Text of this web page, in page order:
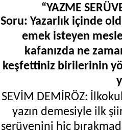
“YAZME
Soru: Yazarlık içinde
emek isteyen
kafanızda ne
keşfettiniz birilerinin
SEVİM DEMİRÖZ:
yazın demesiyle ilk
serüvenini hiç